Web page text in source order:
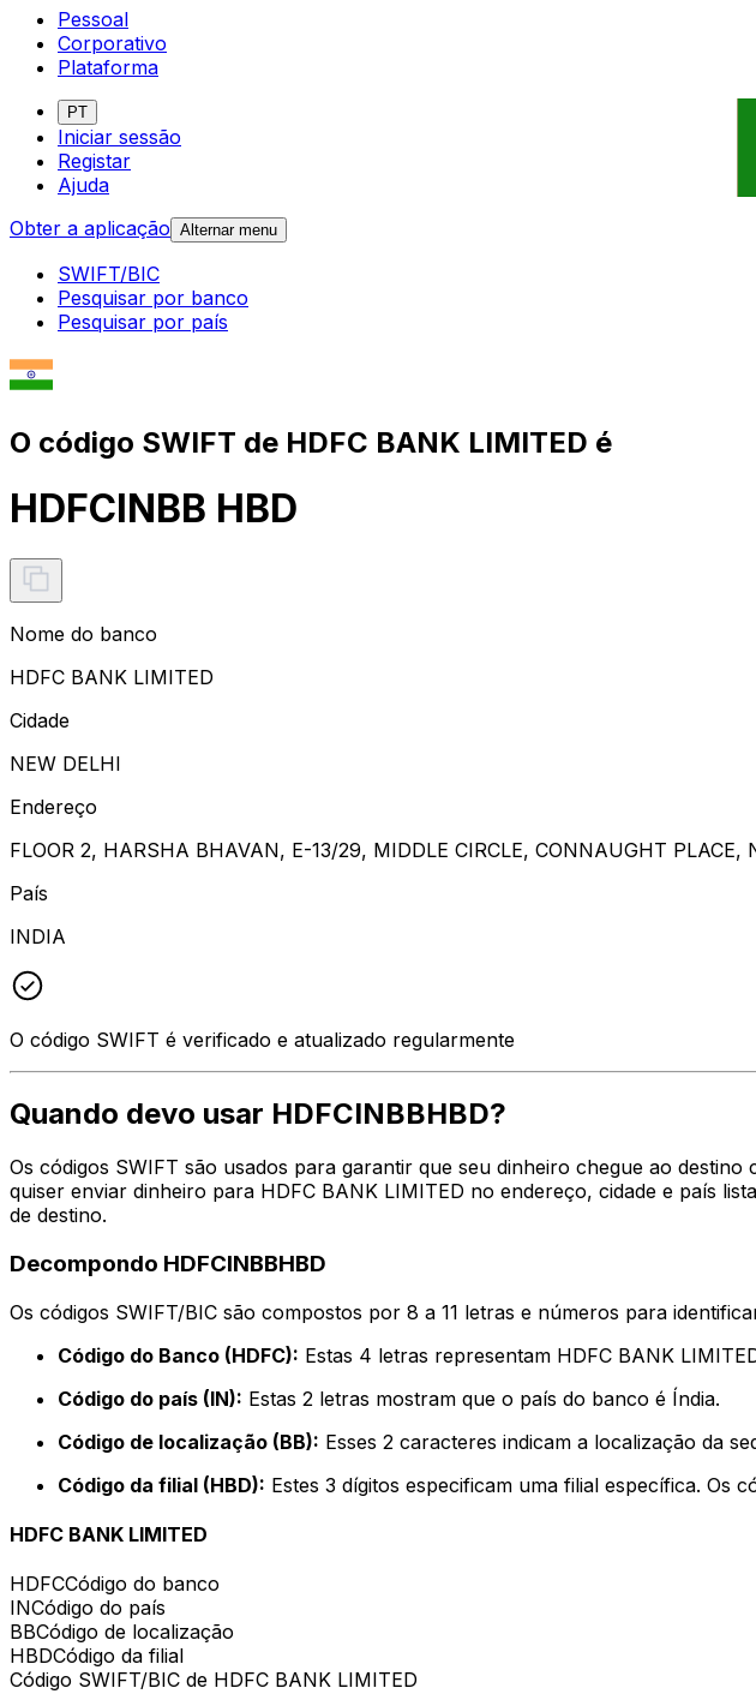
Pessoal
Corporativo
Plataforma
PT
Iniciar sessão
Registar
Ajuda
Obter a aplicação Alternar menu
SWIFT/BIC
Pesquisar por banco
Pesquisar por país
O código SWIFT de HDFC BANK LIMITED é
HDFCINBB HBD
Nome do banco
HDFC BANK LIMITED
Cidade
NEW DELHI
Endereço
FLOOR 2, HARSHA BHAVAN, E-13/29, MIDDLE CIRCLE, CONNAUGHT PLACE,
País
INDIA
O código SWIFT é verificado e atualizado regularmente
Quando devo usar HDFCINBBHBD?
Os códigos SWIFT são usados para garantir que seu dinheiro chegue ao
quiser enviar dinheiro para HDFC BANK LIMITED no endereço, cidade e país
de destino.
Decompondo HDFCINBBHBD
Os códigos SWIFT/BIC são compostos por 8 a 11 letras e números para
Código do Banco (HDFC): Estas 4 letras representam HDFC BANK
Código do país (IN): Estas 2 letras mostram que o país do banco é Índia.
Código de localização (BB): Esses 2 caracteres indicam a localização da
Código da filial (HBD): Estes 3 dígitos especificam uma filial específica. Os
HDFC BANK LIMITED
HDFCCódigo do banco
INCódigo do país
BBCódigo de localização
HBDCódigo da filial
Código SWIFT/BIC de HDFC BANK LIMITED